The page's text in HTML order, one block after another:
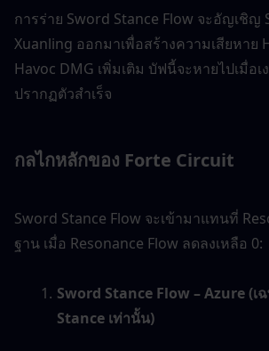
การร่าย Sword Stance Flow จะอัญเชิญ
Xuanling ออกมาเพื่อสร้างความเสียหาย
Havoc DMG เพิ่มเติม บัฟนี้จะหายไปเมื่อเ
ปรากฏตัวสำเร็จ
กลไกหลักของ Forte Circuit
Sword Stance Flow จะเข้ามาแทนที่
ฐาน เมื่อ Resonance Flow ลดลงเหลือ 0:
Sword Stance Flow – Azure (เ
Stance เท่านั้น)